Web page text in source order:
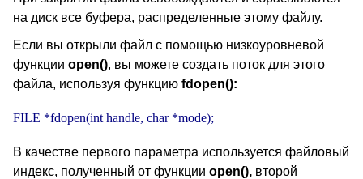
на диск все буфера, распределенные этому файлу.
Если вы открыли файл с помощью низкоуровневой
функции open(), вы можете создать поток для этого
файла, используя функцию fdopen():
FILE *fdopen(int handle, char *mode);
В качестве первого параметра используется файловый
индекс, полученный от функции open(), второй